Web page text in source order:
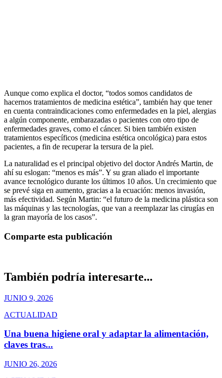
Aunque como explica el doctor, “todos somos candidatos de
hacernos tratamientos de medicina estética”, también hay que tener
en cuenta contraindicaciones como enfermedades en la piel, alergias
a algún componente, embarazadas o pacientes con otro tipo de
enfermedades graves, como el cáncer. Si bien también existen
tratamientos específicos (medicina estética oncológica) para estos
pacientes, a fin de recuperar la tersura de la piel.
La naturalidad es el principal objetivo del doctor Andrés Martin, de
ahí su eslogan: “menos es más”. Y su gran aliado el importante
avance tecnológico durante los últimos 10 años. Un crecimiento que
se prevé siga en aumento, gracias a la ecuación: menos invasión,
más efectividad. Según Martin: “el futuro de la medicina plástica son
las máquinas y las tecnologías, que van a reemplazar las cirugías en
la gran mayoría de los casos”.
Comparte esta publicación
También podría interesarte...
JUNIO 9, 2026
ACTUALIDAD
Una buena higiene oral y adaptar la alimentación,
claves tras...
JUNIO 26, 2026